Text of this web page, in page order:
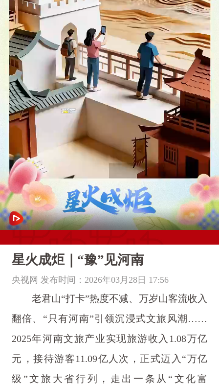
星火成炬｜“豫”见河南
央视网 发布时间：2026年03月28日 17:56
老君山“打卡”热度不减、万岁山客流收入
翻倍、“只有河南‌”引领沉浸式文旅风潮……‌
2025年河南文旅产业实现旅游收入1.08万亿
元‌，接待游客11.09亿人次，正式迈入“万亿
级”文旅大省行列，走出一条从“文化富